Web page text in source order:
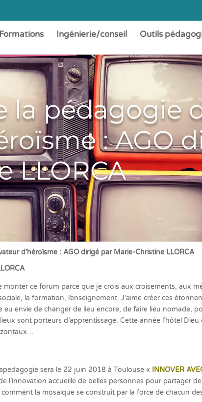
Formations Ingénierie/conseil Outils
la pédagogie
: AGO
LLORCA
d’héroïsme : AGO dirigé par Marie-Christine LLORCA
monter ce forum parce que je crois aux croisements, aux
la formation, l’enseignement. J’aime créer ces
eu envie de changer de lieu encore, de faire lieu nomade,
sont porteurs d’apprentissage. Cette année l’hôtel
sera le 22 juin 2018 à Toulouse « INNOVER
l’innovation accueille de belles personnes pour partager
la mosaïque se construit par la force de chacun